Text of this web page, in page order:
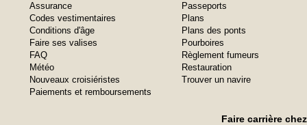
Assurance
Codes vestimentaires
Conditions d'âge
Faire ses valises
FAQ
Météo
Nouveaux croisiéristes
Paiements et remboursements
Passeports
Plans
Plans des ponts
Pourboires
Règlement fumeurs
Restauration
Trouver un navire
Faire carrière